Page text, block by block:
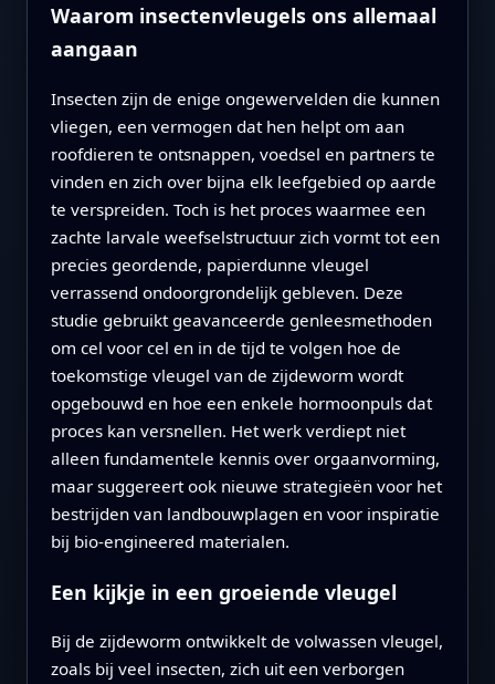
Waarom insectenvleugels ons allemaal
aangaan
Insecten zijn de enige ongewervelden die kunnen
vliegen, een vermogen dat hen helpt om aan
roofdieren te ontsnappen, voedsel en partners te
vinden en zich over bijna elk leefgebied op aarde
te verspreiden. Toch is het proces waarmee een
zachte larvale weefselstructuur zich vormt tot een
precies geordende, papierdunne vleugel
verrassend ondoorgrondelijk gebleven. Deze
studie gebruikt geavanceerde genleesmethoden
om cel voor cel en in de tijd te volgen hoe de
toekomstige vleugel van de zijdeworm wordt
opgebouwd en hoe een enkele hormoonpuls dat
proces kan versnellen. Het werk verdiept niet
alleen fundamentele kennis over orgaanvorming,
maar suggereert ook nieuwe strategieën voor het
bestrijden van landbouwplagen en voor inspiratie
bij bio-engineered materialen.
Een kijkje in een groeiende vleugel
Bij de zijdeworm ontwikkelt de volwassen vleugel,
zoals bij veel insecten, zich uit een verborgen